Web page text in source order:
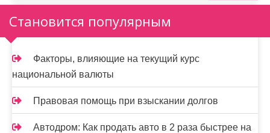
п
и
с
я
м
Становится популярным
Факторы, влияющие на текущий курс
национальной валюты
Правовая помощь при взыскании долгов
Автодром: Как продать авто в 2 раза быстрее на